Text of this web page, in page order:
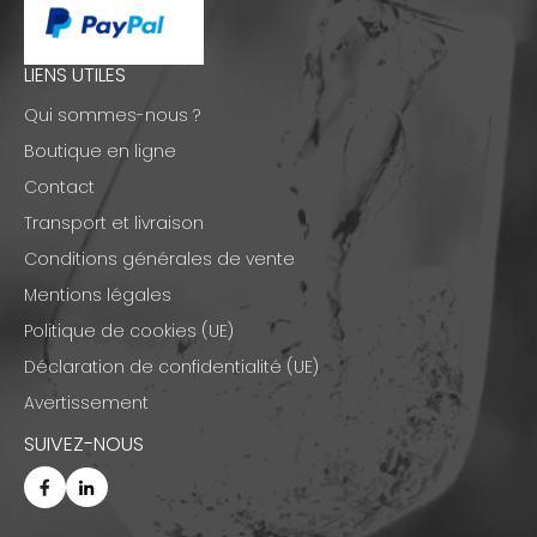
LIENS UTILES
Qui sommes-nous ?
Boutique en ligne
Contact
Transport et livraison
Conditions générales de vente
Mentions légales
Politique de cookies (UE)
Déclaration de confidentialité (UE)
Avertissement
SUIVEZ-NOUS